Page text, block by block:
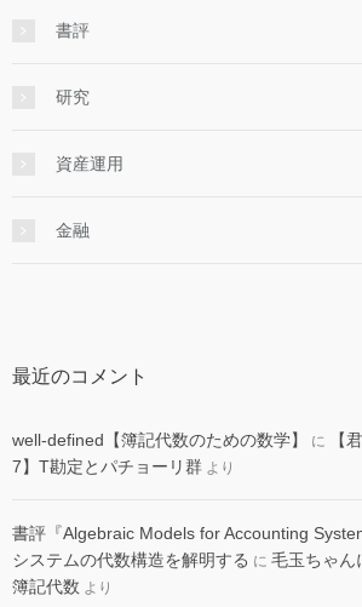
書評
研究
資産運用
金融
最近のコメント
well-defined【簿記代数のための数学】 に
【
7】T勘定とパチョーリ群 より
書評『Algebraic Models for Accounting
システムの代数構造を解明する に 毛玉ちゃん
簿記代数 より